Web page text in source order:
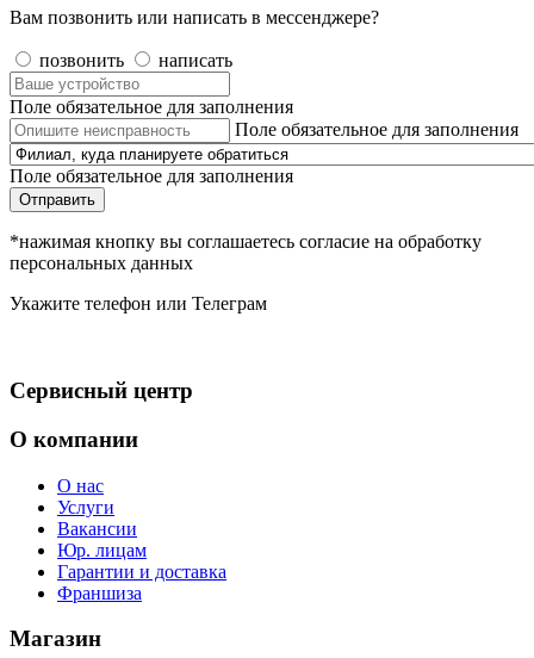
Вам позвонить или написать в мессенджере?
позвонить написать
Поле обязательное для заполнения
Поле обязательное для заполнения
Поле обязательное для заполнения
Отправить
*нажимая кнопку вы соглашаетесь согласие на обработку
персональных данных
Укажите телефон или Телеграм
Сервисный центр
О компании
О нас
Услуги
Вакансии
Юр. лицам
Гарантии и доставка
Франшиза
Магазин